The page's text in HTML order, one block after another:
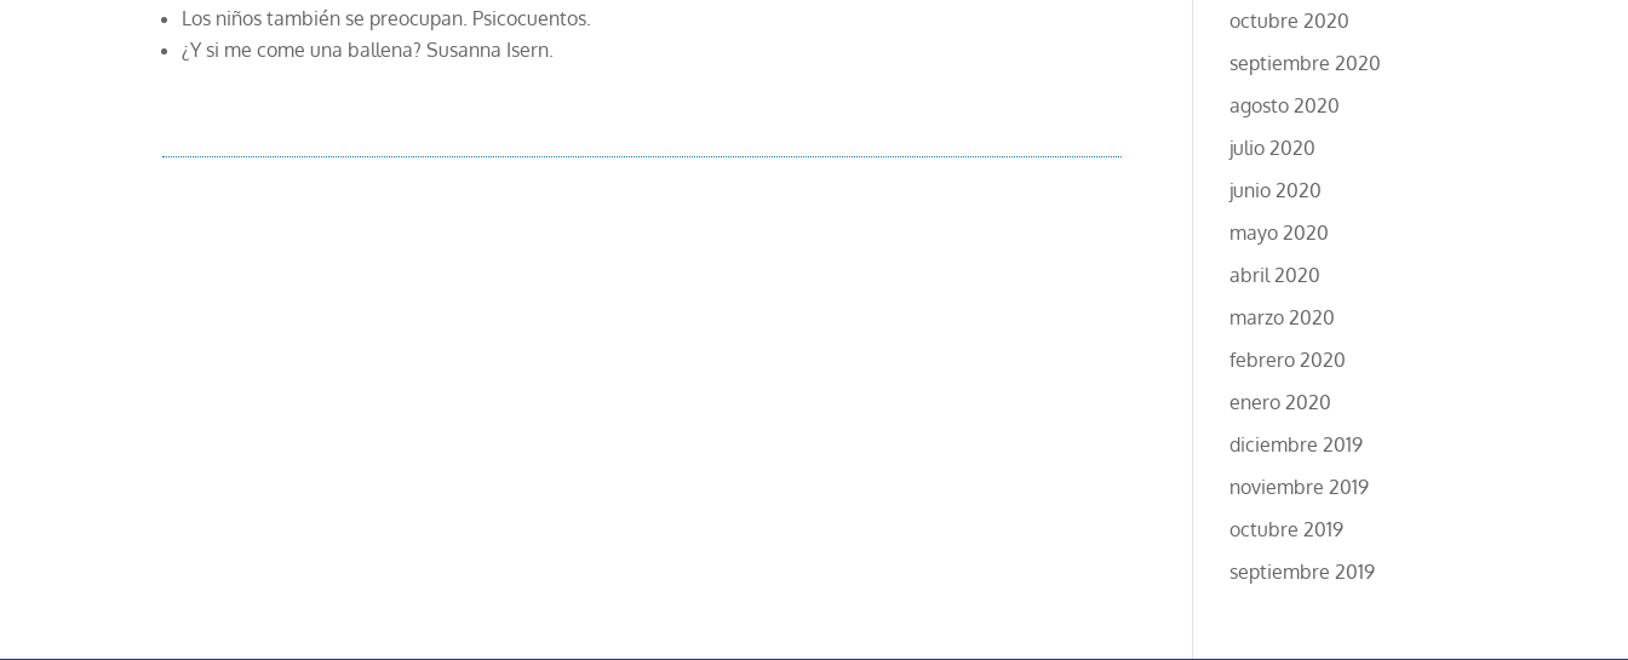
Los niños también se preocupan. Psicocuentos.
¿Y si me come una ballena? Susanna Isern.
octubre 2020
septiembre 2020
agosto 2020
julio 2020
junio 2020
mayo 2020
abril 2020
marzo 2020
febrero 2020
enero 2020
diciembre 2019
noviembre 2019
octubre 2019
septiembre 2019